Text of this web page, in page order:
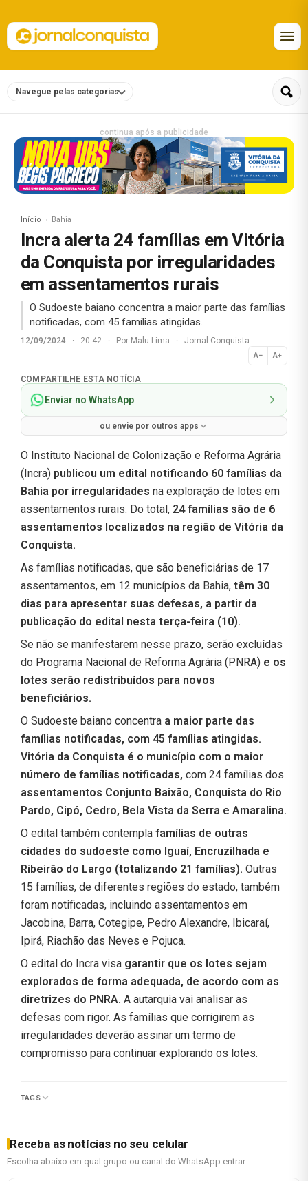
Navegue pelas categorias
continua após a publicidade
Início Bahia
Incra alerta 24 famílias em Vitória
da Conquista por irregularidades
em assentamentos rurais
O Sudoeste baiano concentra a maior parte das famílias
notificadas, com 45 famílias atingidas.
12/09/2024 · 20:42 · Por Malu Lima · Jornal Conquista
A− A+
Normal
COMPARTILHE ESTA NOTÍCIA
Enviar no WhatsApp
ou envie por outros apps
O Instituto Nacional de Colonização e Reforma Agrária
(Incra) publicou um edital notificando 60 famílias da
Bahia por irregularidades na exploração de lotes em
assentamentos rurais. Do total, 24 famílias são de 6
assentamentos localizados na região de Vitória da
Conquista.
As famílias notificadas, que são beneficiárias de 17
assentamentos, em 12 municípios da Bahia, têm 30
dias para apresentar suas defesas, a partir da
publicação do edital nesta terça-feira (10).
Se não se manifestarem nesse prazo, serão excluídas
do Programa Nacional de Reforma Agrária (PNRA) e os
lotes serão redistribuídos para novos
beneficiários.
O Sudoeste baiano concentra a maior parte das
famílias notificadas, com 45 famílias atingidas.
Vitória da Conquista é o município com o maior
número de famílias notificadas, com 24 famílias dos
assentamentos Conjunto Baixão, Conquista do Rio
Pardo, Cipó, Cedro, Bela Vista da Serra e Amaralina.
O edital também contempla famílias de outras
cidades do sudoeste como Iguaí, Encruzilhada e
Ribeirão do Largo (totalizando 21 famílias). Outras
15 famílias, de diferentes regiões do estado, também
foram notificadas, incluindo assentamentos em
Jacobina, Barra, Cotegipe, Pedro Alexandre, Ibicaraí,
Ipirá, Riachão das Neves e Pojuca.
O edital do Incra visa garantir que os lotes sejam
explorados de forma adequada, de acordo com as
diretrizes do PNRA. A autarquia vai analisar as
defesas com rigor. As famílias que corrigirem as
irregularidades deverão assinar um termo de
compromisso para continuar explorando os lotes.
TAGS
Receba as notícias no seu celular
Escolha abaixo em qual grupo ou canal do WhatsApp entrar: